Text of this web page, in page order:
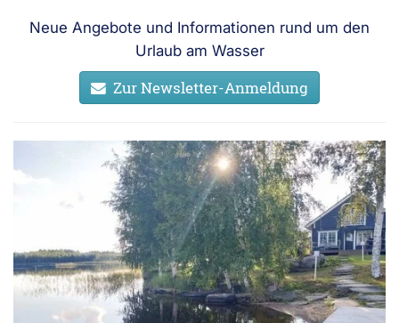
Neue Angebote und Informationen rund um den
Urlaub am Wasser
Zur Newsletter-Anmeldung